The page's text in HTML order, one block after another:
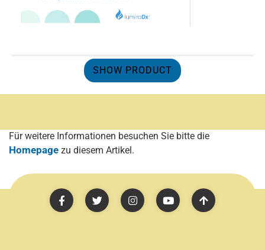
SHOW PRODUCT
Für weitere Informationen besuchen Sie bitte die
Homepage zu diesem Artikel.